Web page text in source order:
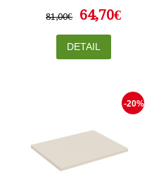
81,00€ 64,70€
DETAIL
-20%